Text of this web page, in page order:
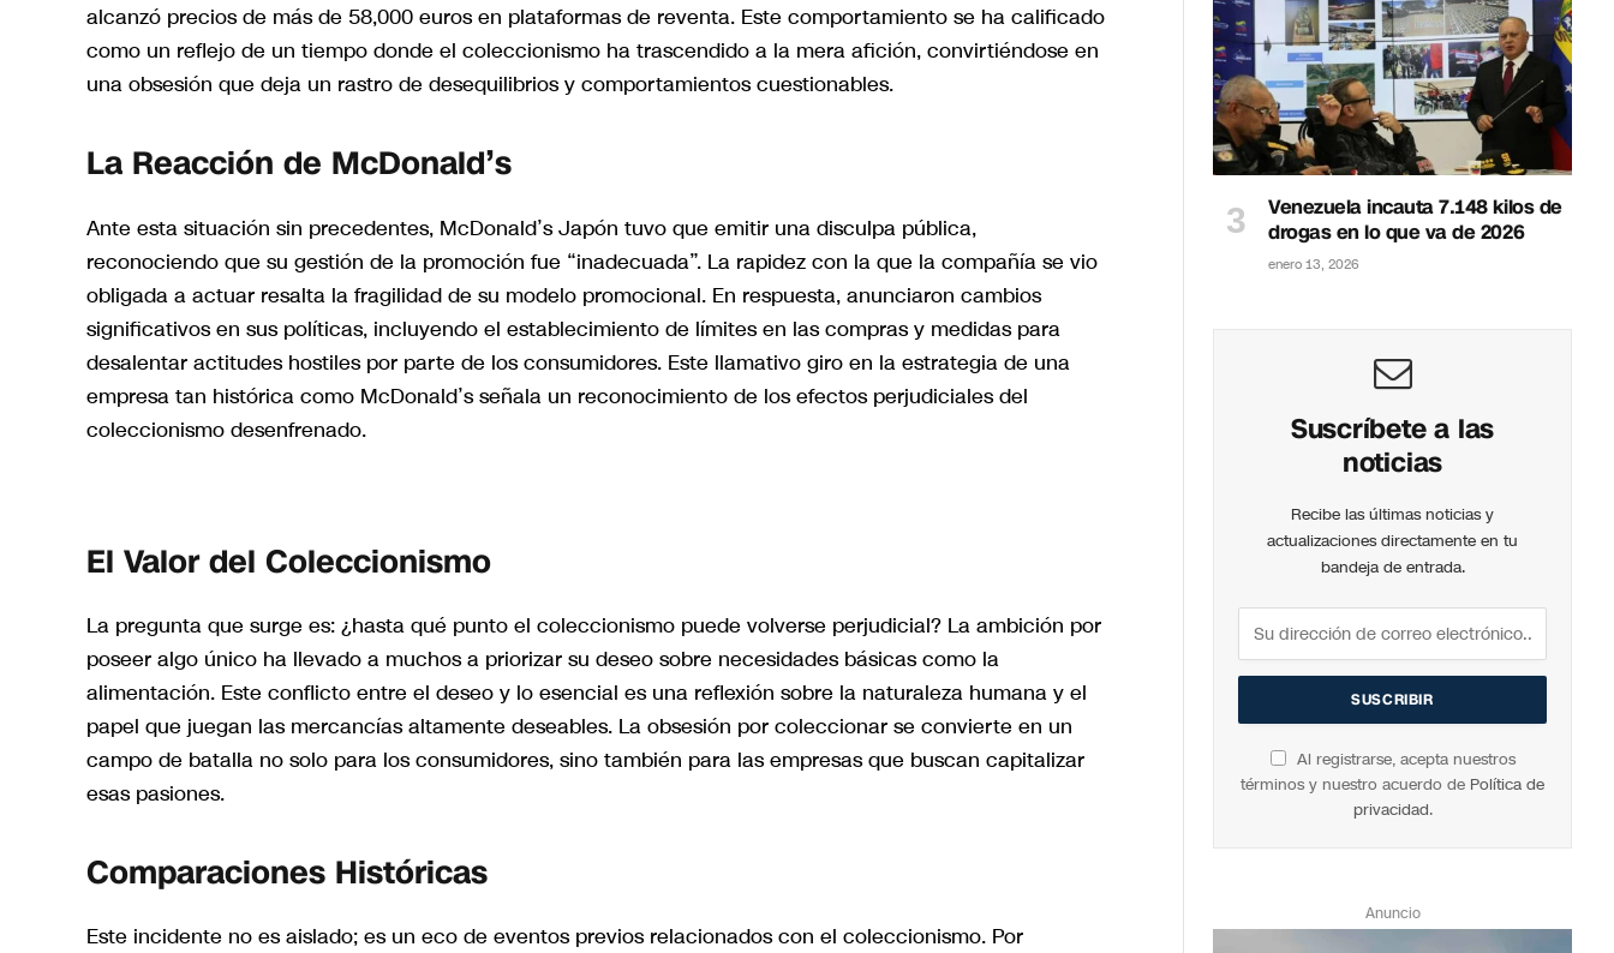
alcanzó precios de más de 58,000 euros en plataformas de reventa. Este comportamiento se ha calificado
como un reflejo de un tiempo donde el coleccionismo ha trascendido a la mera afición, convirtiéndose en
una obsesión que deja un rastro de desequilibrios y comportamientos cuestionables.
La Reacción de McDonald’s
Ante esta situación sin precedentes, McDonald’s Japón tuvo que emitir una disculpa pública,
reconociendo que su gestión de la promoción fue “inadecuada”. La rapidez con la que la compañía se vio
obligada a actuar resalta la fragilidad de su modelo promocional. En respuesta, anunciaron cambios
significativos en sus políticas, incluyendo el establecimiento de límites en las compras y medidas para
desalentar actitudes hostiles por parte de los consumidores. Este llamativo giro en la estrategia de una
empresa tan histórica como McDonald’s señala un reconocimiento de los efectos perjudiciales del
coleccionismo desenfrenado.
El Valor del Coleccionismo
La pregunta que surge es: ¿hasta qué punto el coleccionismo puede volverse perjudicial? La ambición por
poseer algo único ha llevado a muchos a priorizar su deseo sobre necesidades básicas como la
alimentación. Este conflicto entre el deseo y lo esencial es una reflexión sobre la naturaleza humana y el
papel que juegan las mercancías altamente deseables. La obsesión por coleccionar se convierte en un
campo de batalla no solo para los consumidores, sino también para las empresas que buscan capitalizar
esas pasiones.
Comparaciones Históricas
Este incidente no es aislado; es un eco de eventos previos relacionados con el coleccionismo. Por
Venezuela incauta 7.148 kilos de
drogas en lo que va de 2026
enero 13, 2026
Suscríbete a las
noticias
Recibe las últimas noticias y
actualizaciones directamente en tu
bandeja de entrada.
Al registrarse, acepta nuestros
términos y nuestro acuerdo de Política de
privacidad.
Anuncio